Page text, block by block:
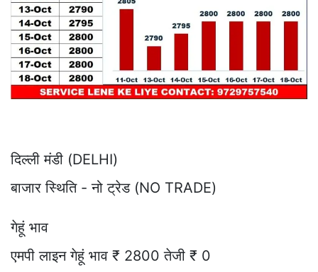
दिल्ली मंडी (DELHI)
बाजार स्थिति - नो ट्रेड (NO TRADE)
गेहूं भाव
एमपी लाइन गेहूं भाव ₹ 2800 तेजी ₹ 0